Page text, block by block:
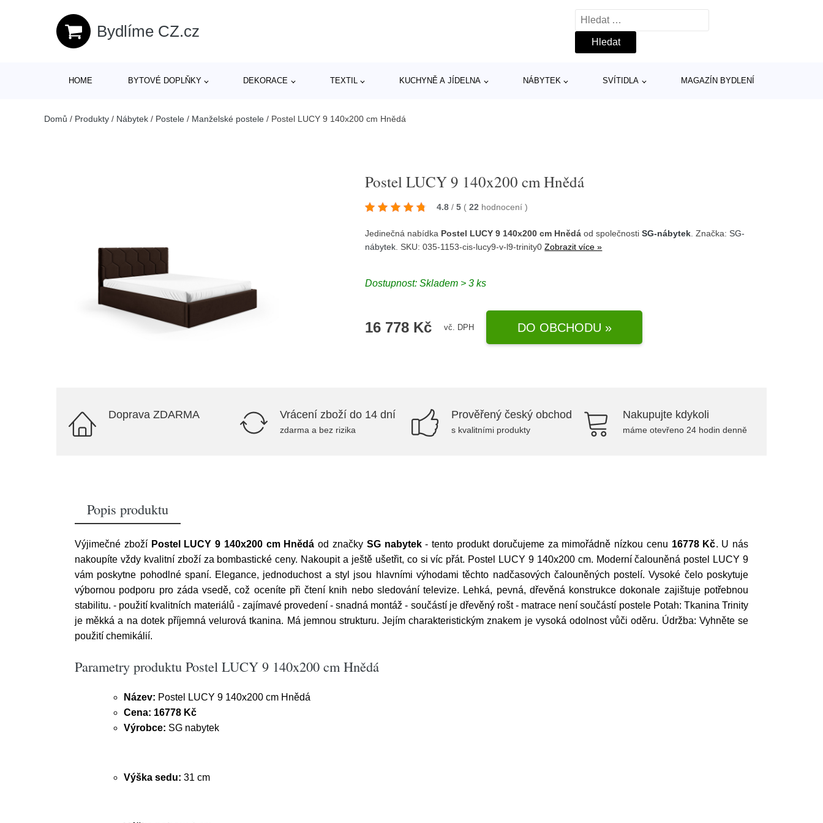
Bydlíme CZ.cz
Vyhledávání
HOME BYTOVÉ DOPLŇKY DEKORACE TEXTIL KUCHYNĚ A JÍDELNA NÁBYTEK SVÍTIDLA MAGAZÍN BYDLENÍ
Domů / Produkty / Nábytek / Postele / Manželské postele / Postel LUCY 9 140x200 cm Hnědá
Postel LUCY 9 140x200 cm Hnědá
4.8 / 5 ( 22 hodnocení)
Jedinečná nabídka Postel LUCY 9 140x200 cm Hnědá od společnostiSG-nábytek . Značka:SG-
nábytek . SKU: 035-1153-cis-lucy9-v-l9-trinity0Zobrazit více »
Dostupnost:Skladem > 3 ks
16 778 Kč vč. DPH DO OBCHODU »
Doprava ZDARMA Vrácení zboží do 14 dní
zdarma a bez rizika
Prověřený český obchod
s kvalitními produkty
Nakupujte kdykoli
máme otevřeno 24 hodin denně
Popis produktu
Výjimečné zboží Postel LUCY 9 140x200 cm Hnědá od značky SG nabytek- tento produkt doručujeme za mimořádně nízkou cenu 16778 Kč. U nás
nakoupíte vždy kvalitní zboží za bombastické ceny. Nakoupit a ještě ušetřit, co si víc přát. Postel LUCY 9 140x200 cm. Moderní čalouněná postel LUCY 9
vám poskytne pohodlné spaní. Elegance, jednoduchost a styl jsou hlavními výhodami těchto nadčasových čalouněných postelí. Vysoké čelo poskytuje
výbornou podporu pro záda vsedě, což oceníte při čtení knih nebo sledování televize. Lehká, pevná, dřevěná konstrukce dokonale zajištuje potřebnou
stabilitu. - použití kvalitních materiálů - zajímavé provedení - snadná montáž - součástí je dřevěný rošt - matrace není součástí postele Potah: Tkanina Trinity
je měkká a na dotek příjemná velurová tkanina. Má jemnou strukturu. Jejím charakteristickým znakem je vysoká odolnost vůči oděru. Údržba: Vyhněte se
použití chemikálií.
Parametry produktu Postel LUCY 9 140x200 cm Hnědá
Název: Postel LUCY 9 140x200 cm Hnědá
Cena: 16778 Kč
Výrobce: SG nabytek
Výška sedu: 31 cm